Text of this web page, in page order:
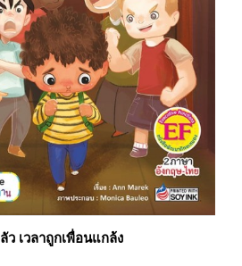
เวลาถูกเพื่อนแกล้ง